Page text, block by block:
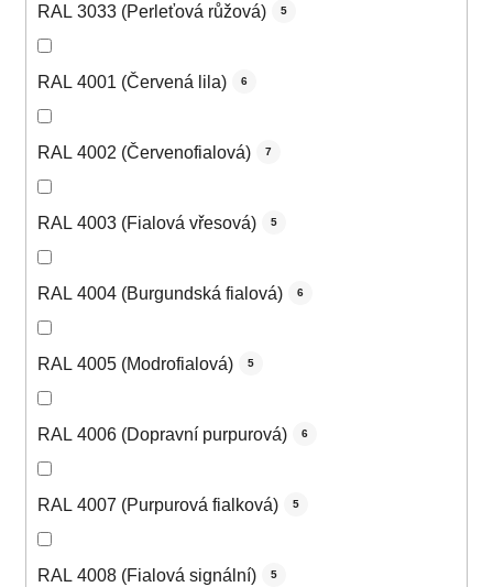
RAL 3033 (Perleťová růžová) 5
RAL 4001 (Červená lila) 6
RAL 4002 (Červenofialová) 7
RAL 4003 (Fialová vřesová) 5
RAL 4004 (Burgundská fialová) 6
RAL 4005 (Modrofialová) 5
RAL 4006 (Dopravní purpurová) 6
RAL 4007 (Purpurová fialková) 5
RAL 4008 (Fialová signální) 5